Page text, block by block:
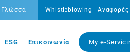
Γλώσσα Whistleblowing - Αναφορές
ESG Eπικοινωνία My e-